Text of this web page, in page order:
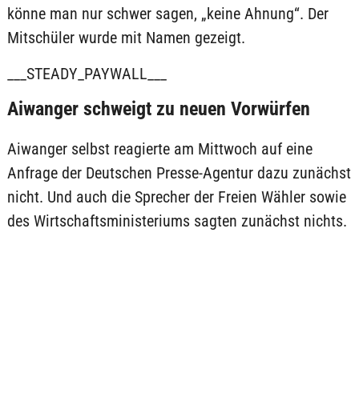
könne man nur schwer sagen, „keine Ahnung“. Der
Mitschüler wurde mit Namen gezeigt.
___STEADY_PAYWALL___
Aiwanger schweigt zu neuen Vorwürfen
Aiwanger selbst reagierte am Mittwoch auf eine
Anfrage der Deutschen Presse-Agentur dazu zunächst
nicht. Und auch die Sprecher der Freien Wähler sowie
des Wirtschaftsministeriums sagten zunächst nichts.